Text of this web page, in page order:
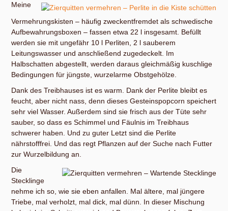
Meine
Vermehrungskisten – häufig zweckentfremdet als schwedische
Aufbewahrungsboxen – fassen etwa 22 l insgesamt. Befüllt
werden sie mit ungefähr 10 l Perliten, 2 l sauberem
Leitungswasser und anschließend zugedeckelt. Im
Halbschatten abgestellt, werden daraus gleichmäßig kuschlige
Bedingungen für jüngste, wurzelarme Obstgehölze.
Dank des Treibhauses ist es warm. Dank der Perlite bleibt es
feucht, aber nicht nass, denn dieses Gesteinspopcorn speichert
sehr viel Wasser. Außerdem sind sie frisch aus der Tüte sehr
sauber, so dass es Schimmel und Fäulnis im Treibhaus
schwerer haben. Und zu guter Letzt sind die Perlite
nährstofffrei. Und das regt Pflanzen auf der Suche nach Futter
zur Wurzelbildung an.
Die
Stecklinge
nehme ich so, wie sie eben anfallen. Mal ältere, mal jüngere
Triebe, mal verholzt, mal dick, mal dünn. In dieser Mischung